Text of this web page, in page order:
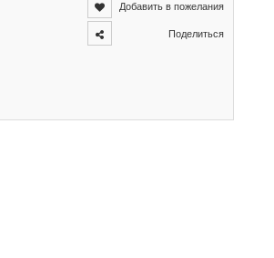
Добавить в пожелания
Поделиться